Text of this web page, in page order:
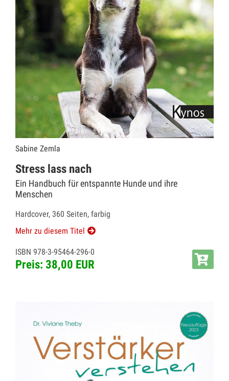
Sabine Zemla
Stress lass nach
Ein Handbuch für entspannte Hunde und ihre
Menschen
Hardcover, 360 Seiten, farbig
Mehr zu diesem Titel
ISBN 978-3-95464-296-0
Preis: 38,00 EUR